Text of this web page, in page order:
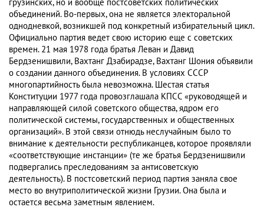
грузинских, но и вообще постсоветских политических
объединений. Во-первых, она не является электоральной
однодневкой, возникшей под конкретный избирательный цикл.
Официально партия ведет свою историю еще с советских
времен. 21 мая 1978 года братья Леван и Давид
Бердзенишвили, Вахтанг Дзабирадзе, Вахтанг Шония объявили
о создании данного объединения. В условиях СССР
многопартийность была невозможна. Шестая статья
Конституции 1977 года провозглашала КПСС «руководящей и
направляющей силой советского общества, ядром его
политической системы, государственных и общественных
организаций». В этой связи отнюдь неслучайным было то
внимание к деятельности республиканцев, которое проявляли
«соответствующие инстанции» (те же братья Бердзенишвили
подвергались преследованиям за антисоветскую
деятельность). В постсоветский период партия заняла свое
место во внутриполитической жизни Грузии. Она была и
остается весьма заметным явлением.